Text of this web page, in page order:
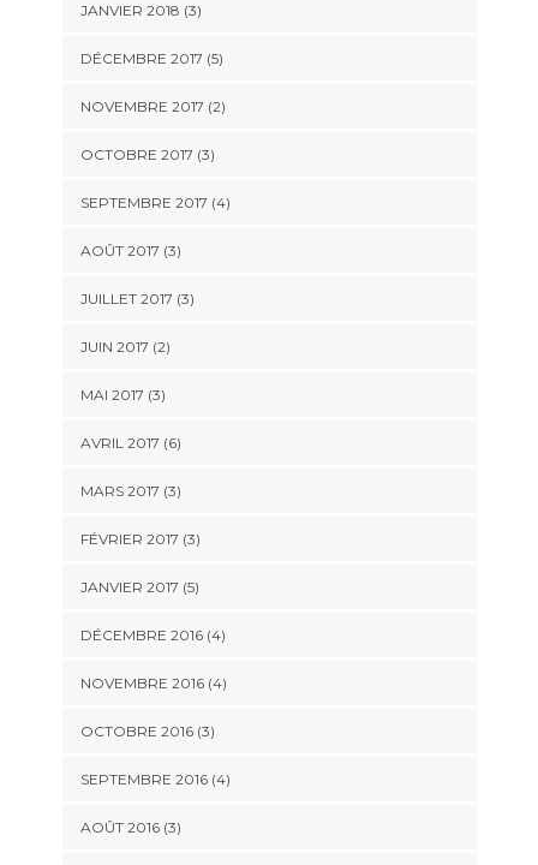
JANVIER 2018 (3)
DÉCEMBRE 2017 (5)
NOVEMBRE 2017 (2)
OCTOBRE 2017 (3)
SEPTEMBRE 2017 (4)
AOÛT 2017 (3)
JUILLET 2017 (3)
JUIN 2017 (2)
MAI 2017 (3)
AVRIL 2017 (6)
MARS 2017 (3)
FÉVRIER 2017 (3)
JANVIER 2017 (5)
DÉCEMBRE 2016(4)
NOVEMBRE 2016(4)
OCTOBRE 2016(3)
SEPTEMBRE 2016(4)
AOÛT 2016(3)